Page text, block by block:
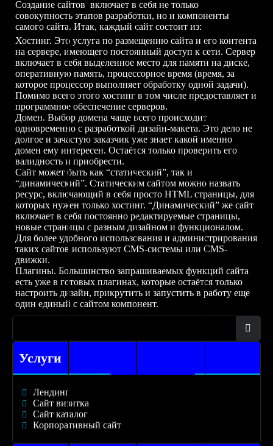
Создание сайтов включает в себя не только
совокупность этапов разработки, но и компоненты
самого сайта. Итак, каждый сайт состоит из:
Хостинг. Это услуга по размещению сайта и его контента
на сервере, имеющего постоянный доступ к сети. Сервер
включает в себя выделенное место для памяти на диске,
оперативную память, процессорное время (время, за
которое процессор выполняет обработку одной задачи).
Помимо всего этого хостинг в том числе предоставляет и
программное обеспечение серверов.
Домен. Выбор домена чаще всего происходит
одновременно с разработкой дизайн-макета. Это дело не
долгое и зачастую заказчик уже знает какой именно
домен ему интересен. Остаётся только проверить его
валидность и приобрести.
Сайт может быть как “статический”, так и
“динамический”. Статическим сайтом можно назвать
ресурс, включающий в себя просто HTML страницы, для
которых нужен только хостинг. “Динамический” же сайт
включает в себя постоянно редактируемые страницы,
новые страницы с разным дизайном и функционалом.
Для более удобного использования и администрирования
таких сайтов используют CMS-системы или CMS-
движки.
Плагины. Большинство запрашиваемых функций сайта
есть уже в готовых плагинах, которые остаётся только
настроить дизайн, прикрутить и запустить в работу еще
один единый с сайтом компонент.
Услуги
Лендинг
Сайт визитка
Сайт каталог
Корпоративный сайт